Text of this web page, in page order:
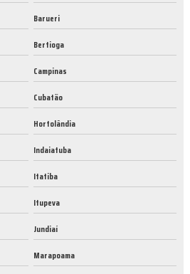
Barueri
Bertioga
Campinas
Cubatão
Hortolândia
Indaiatuba
Itatiba
Itupeva
Jundiaí
Marapoama